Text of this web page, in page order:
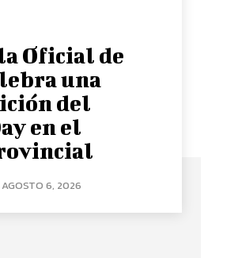
Oficial de
una
del
en el
AGOSTO 6, 2026